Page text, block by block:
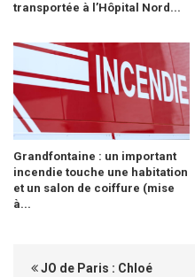
transportée à l’Hôpital Nord...
Grandfontaine : un important
incendie touche une habitation
et un salon de coiffure (mise
à...
JO de Paris : Chloé